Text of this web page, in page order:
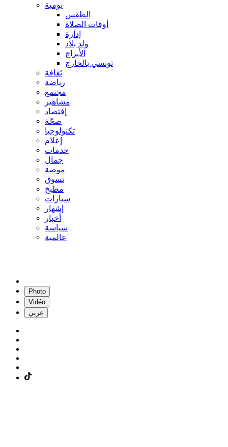
يومية
الطقس
أوقات الصلاة
إدارة
ولد بلاد
الأبراج
تونسي بالخارج
ثقافة
رياضة
مجتمع
مشاهير
إقتصاد
صحّة
تكنولوجيا
إعلام
خدمات
جمال
موضة
تسوق
مطبخ
سيارات
إشهار
أخبار
سياسة
عالمية
Photo
Vidéo
عربي